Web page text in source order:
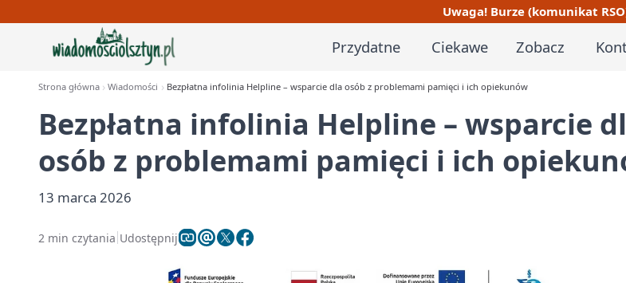
Uwaga! Burze (komunikat
Przydatne Ciekawe Zobacz
Strona główna Wiadomości Bezpłatna infolinia Helpline – wsparcie dla osób z problemami pamięci i ich opiekunów
Bezpłatna infolinia Helpline – wsparcie
osób z problemami pamięci i ich
13 marca 2026
2 min czytania Udostępnij